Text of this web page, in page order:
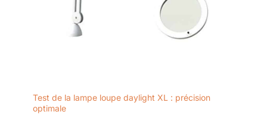
Test de la lampe loupe daylight XL : précision
optimale